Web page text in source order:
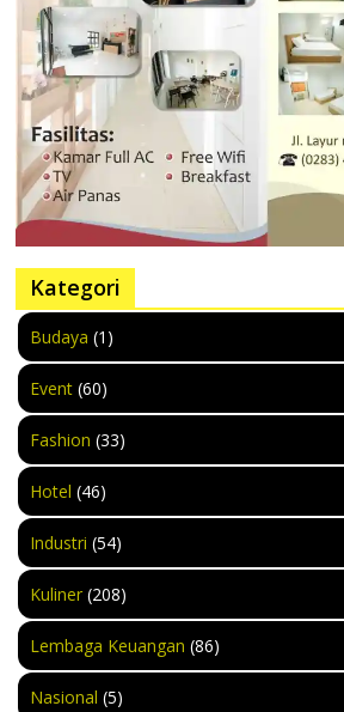
Kategori
Budaya (1)
Event (60)
Fashion (33)
Hotel (46)
Industri (54)
Kuliner (208)
Lembaga Keuangan (86)
Nasional (5)